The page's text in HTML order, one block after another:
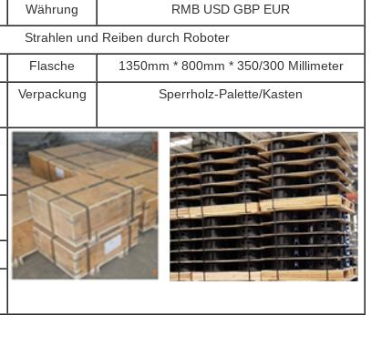
Währung
RMB USD GBP EUR
Strahlen und Reiben durch Roboter
Flasche
1350mm * 800mm * 350/300 Millimeter
Verpackung Sperrholz-Palette/Kasten